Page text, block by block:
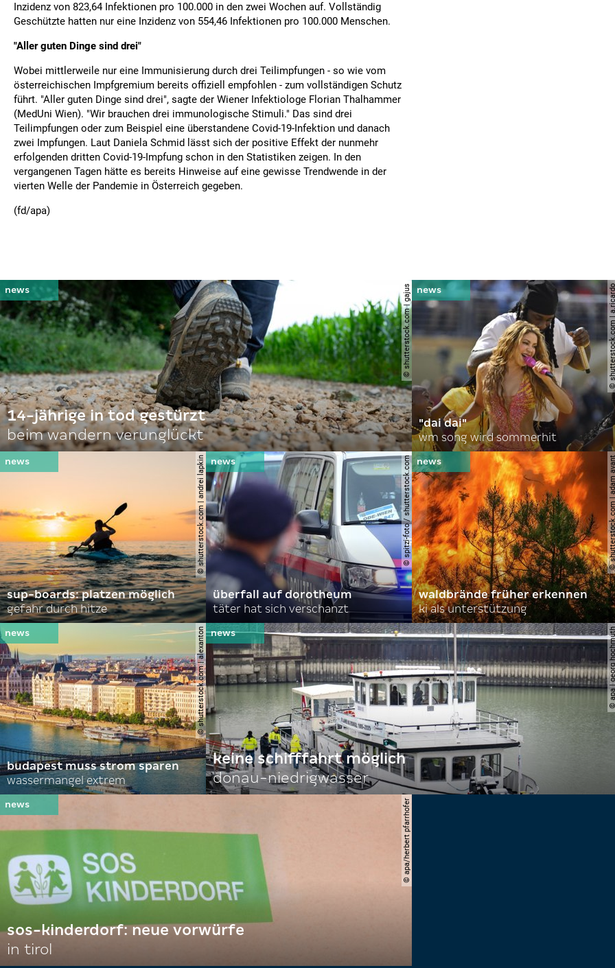
Inzidenz von 823,64 Infektionen pro 100.000 in den zwei Wochen auf. Vollständig
Geschützte hatten nur eine Inzidenz von 554,46 Infektionen pro 100.000 Menschen.
"Aller guten Dinge sind drei"
Wobei mittlerweile nur eine Immunisierung durch drei Teilimpfungen - so wie vom
österreichischen Impfgremium bereits offiziell empfohlen - zum vollständigen Schutz
führt. "Aller guten Dinge sind drei", sagte der Wiener Infektiologe Florian Thalhammer
(MedUni Wien). "Wir brauchen drei immunologische Stimuli." Das sind drei
Teilimpfungen oder zum Beispiel eine überstandene Covid-19-Infektion und danach
zwei Impfungen. Laut Daniela Schmid lässt sich der positive Effekt der nunmehr
erfolgenden dritten Covid-19-Impfung schon in den Statistiken zeigen. In den
vergangenen Tagen hätte es bereits Hinweise auf eine gewisse Trendwende in der
vierten Welle der Pandemie in Österreich gegeben.
(fd/apa)
© shutterstock.com | gajus
14-jährige in tod gestürzt
beim wandern verunglückt
©
"dai dai"
wm song wird sommerhit
© shutterstock.com | andrei lapkin
sup-boards: platzen möglich
gefahr durch hitze
© spitzi-foto / shutterstock.com
überfall auf dorotheum
täter hat sich verschanzt
©
waldbrände früher erkennen
ki als unterstützung
© shutterstock.com | alexanton
budapest muss strom sparen
wassermangel extrem
© apa |
keine schifffahrt möglich
donau-niedrigwasser
© apa/herbert pfarrhofer
sos-kinderdorf: neue vorwürfe
in tirol